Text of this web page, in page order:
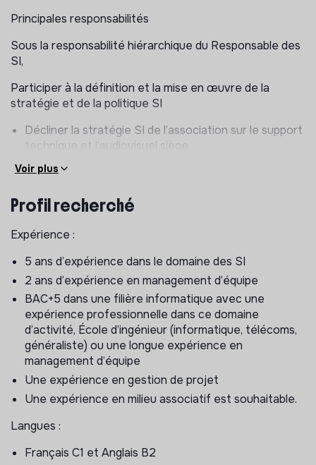
Principales responsabilités
Sous la responsabilité hiérarchique du Responsable des
SI,
Participer à la définition et la mise en œuvre de la
stratégie et de la politique SI
Décliner la stratégie SI de l’association sur le support
technique et l’audiovisuel siège.
Définition et mise en œuvre du catalogue de
Définition et mise à jour des Politiques et Standards
soient les ambassadrices.
Garantir l’activité du support technique et de
l’audiovisuel
Fixer, en accord avec les principales parties
prenantes et les objectifs de la DSI, les critères de
réussite
Support informatique : temps de réponse, taux de
satisfaction, nombre de tickets résolus…
Offre audiovisuelle : adéquation des équipements,
taux de satisfaction, nombre d’événements
Collecter, centraliser et analyser les informations ou
problèmes rencontrés par les utilisateurs dans le but
Voir plus
Profil recherché
Expérience :
5 ans d’expérience dans le domaine des SI
2 ans d’expérience en management d’équipe
BAC+5 dans une filière informatique avec une
expérience professionnelle dans ce domaine
d’activité, École d’ingénieur (informatique, télécoms,
généraliste) ou une longue expérience en
management d’équipe
Une expérience en gestion de projet
Une expérience en milieu associatif est souhaitable.
Langues :
Français C1 et Anglais B2